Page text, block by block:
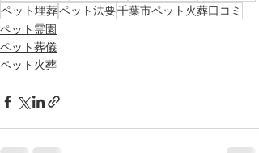
ペット埋葬ペット法要千葉市ペット火葬口コミ
ペット霊園
ペット葬儀
ペット火葬